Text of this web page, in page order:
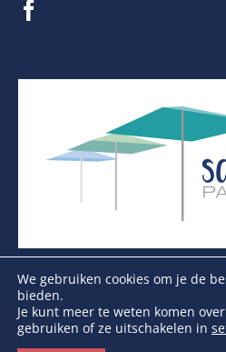
Copyright Schaduwparasols
We gebruiken cookies om je de
bieden.
Je kunt meer te weten komen
gebruiken of ze uitschakelen in